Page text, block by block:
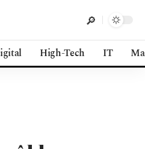
High-Tech IT